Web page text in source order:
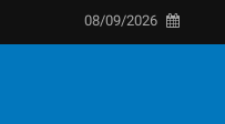
08/09/2026